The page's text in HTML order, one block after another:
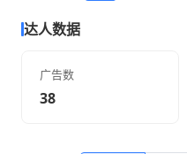
达人数据
广告数
38